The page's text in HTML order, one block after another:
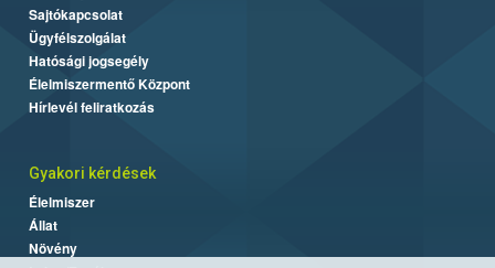
Sajtókapcsolat
Ügyfélszolgálat
Hatósági jogsegély
Élelmiszermentő Központ
Hírlevél feliratkozás
Gyakori kérdések
Élelmiszer
Állat
Növény